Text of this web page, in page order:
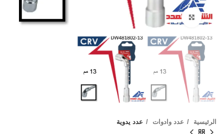
Click to enlarge
الرئيسية عدد وادوات عدد يدوية